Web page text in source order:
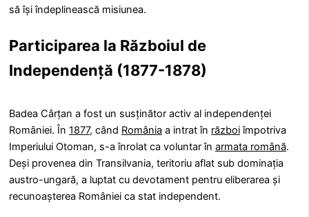
să își îndeplinească misiunea.
Participarea la Războiul de
Independență (1877-1878)
Badea Cârțan a fost un susținător activ al independenței
României. În 1877, când România a intrat în războiîmpotriva
Imperiului Otoman, s-a înrolat ca voluntar în armata română.
Deși provenea din Transilvania, teritoriu aflat sub dominația
austro-ungară, a luptat cu devotament pentru eliberarea și
recunoașterea României ca stat independent.